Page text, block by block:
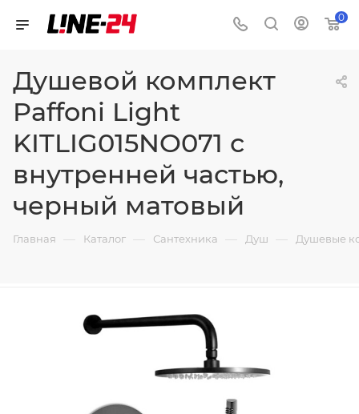
0
Душевой комплект
Paffoni Light
KITLIG015NO071 с
внутренней частью,
черный матовый
Главная — Каталог — Сантехника — Душ — Душевые